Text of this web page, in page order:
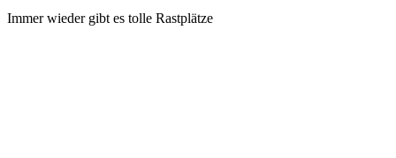
Immer wieder gibt es tolle Rastplätze